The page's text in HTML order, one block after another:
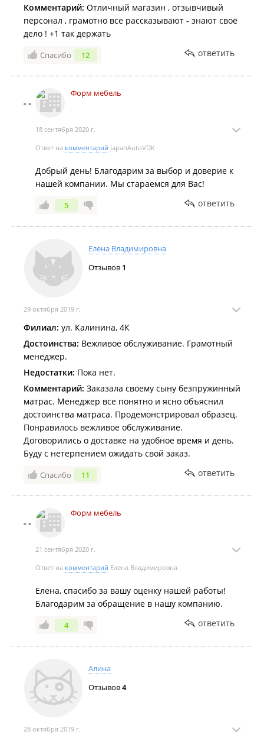
Комментарий: Отличный магазин , отзывчивый
персонал , грамотно все рассказывают - знают своё
дело ! +1 так держать
Спасибо 12 ответить
Форм мебель
18 сентября 2020 г.
Ответ на комментарий JapanAutoVDK
Добрый день! Благодарим за выбор и доверие к
нашей компании. Мы стараемся для Вас!
5 ответить
Елена Владимировна
Отзывов 1
29 октября 2019 г.
Филиал: ул. Калинина, 4К
Достоинства: Вежливое обслуживание. Грамотный
менеджер.
Недостатки: Пока нет.
Комментарий: Заказала своему сыну безпружинный
матрас. Менеджер все понятно и ясно объяснил
достоинства матраса. Продемонстрировал образец.
Понравилось вежливое обслуживание.
Договорились о доставке на удобное время и день.
Буду с нетерпением ожидать свой заказ.
Спасибо 11 ответить
Форм мебель
21 сентября 2020 г.
Ответ на комментарий Елена Владимировна
Елена, спасибо за вашу оценку нашей работы!
Благодарим за обращение в нашу компанию.
4 ответить
Алина
Отзывов4
28 октября 2019 г.